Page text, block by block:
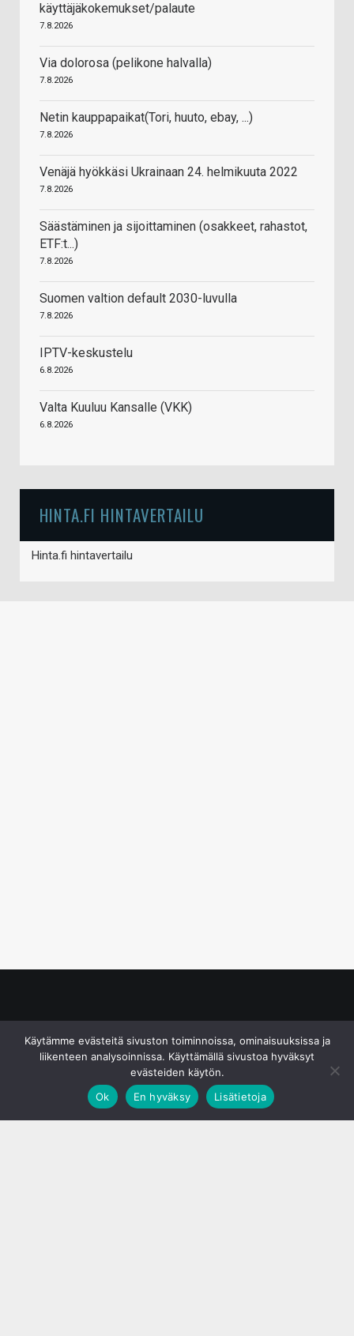
käyttäjäkokemukset/palaute
7.8.2026
Via dolorosa (pelikone halvalla)
7.8.2026
Netin kauppapaikat(Tori, huuto, ebay, ...)
7.8.2026
Venäjä hyökkäsi Ukrainaan 24. helmikuuta 2022
7.8.2026
Säästäminen ja sijoittaminen (osakkeet, rahastot,
ETF:t...)
7.8.2026
Suomen valtion default 2030-luvulla
7.8.2026
IPTV-keskustelu
6.8.2026
Valta Kuuluu Kansalle (VKK)
6.8.2026
HINTA.FI HINTAVERTAILU
Hinta.fi hintavertailu
Käytämme evästeitä sivuston toiminnoissa, ominaisuuksissa ja
liikenteen analysoinnissa. Käyttämällä sivustoa hyväksyt
evästeiden käytön.
Ok
En hyväksy Lisätietoja